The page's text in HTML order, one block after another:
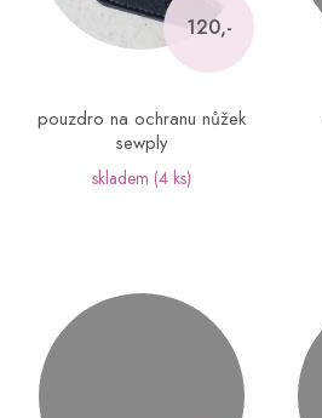
120,-
pouzdro na ochranu nůžek
sewply
skladem (4 ks)